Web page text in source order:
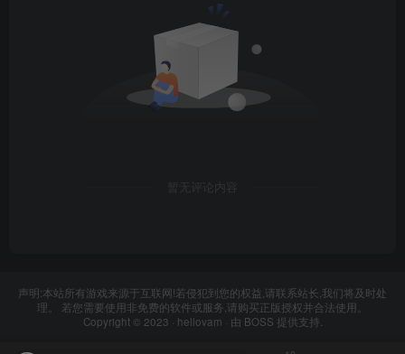
暂无评论内容
声明:本站所有游戏来源于互联网!若侵犯到您的权益,请联系站长,我们将及时处
理。 若您需要使用非免费的软件或服务,请购买正版授权并合法使用。
Copyright © 2023 · hellovam · 由 BOSS 提供支持.